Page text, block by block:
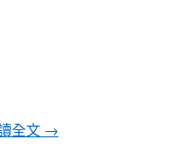
全文 →